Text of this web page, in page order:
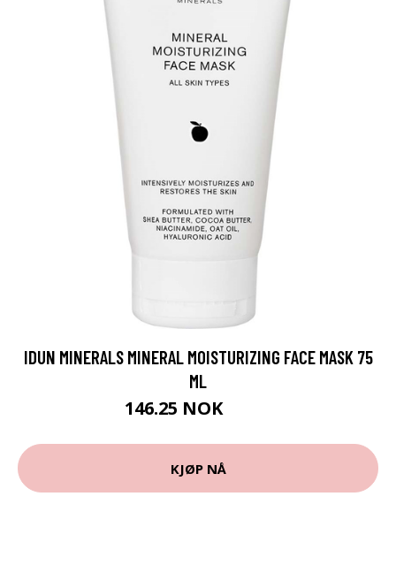
IDUN MINERALS MINERAL MOISTURIZING FACE MASK 75
ML
146.25 NOK
KJØP NÅ